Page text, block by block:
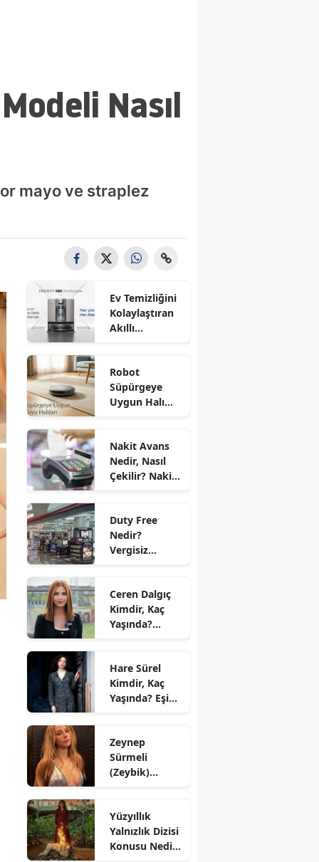
Nasıl
mayo ve straplez
Ev Temizliğini
Kolaylaştıran
Akıllı
ve Robot
Süpürge
Seçimi
Robot
Süpürgeye
Uygun Halı
Halı Modelleri
Nakit Avans
Nedir, Nasıl
Çekilir? Nakit
Avans 2026
Duty Free
Nedir?
Vergisiz
Duty Free
Limitleri
Ceren Dalgıç
Kimdir, Kaç
Yaşında?
ve Hangi
Kanalda?
Hare Sürel
Kimdir, Kaç
Yaşında? Eşi
Dizilerde
Oynadı?
Zeynep
Sürmeli
(Zeybik)
Sevgilisi Kim,
Ne İş Yapıyor?
Yüzyıllık
Yalnızlık Dizisi
Konusu Nedir,